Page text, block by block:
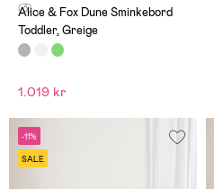
(3)
Alice & Fox Dune Sminkebord
Toddler, Greige
1.019 kr
-11%
SALE